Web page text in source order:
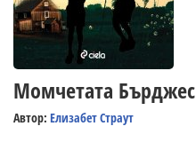
Момчетата Бърджес
Автор: Елизабет Страут